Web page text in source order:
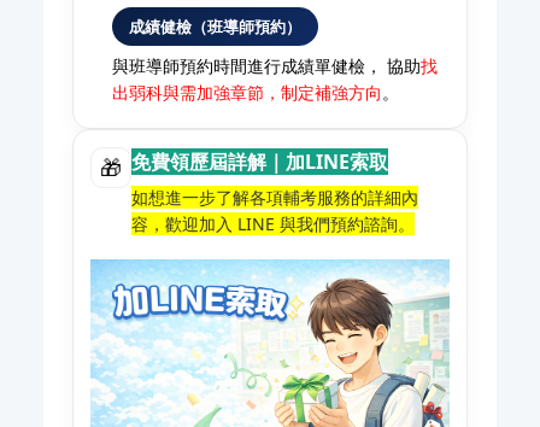
成績健檢（班導師預約）
與班導師預約時間進行成績單健檢， 協助找
出弱科與需加強章節，制定補強方向。
🎁 免費領歷屆詳解｜加LINE索取
如想進一步了解各項輔考服務的詳細內
容，歡迎加入 LINE 與我們預約諮詢。